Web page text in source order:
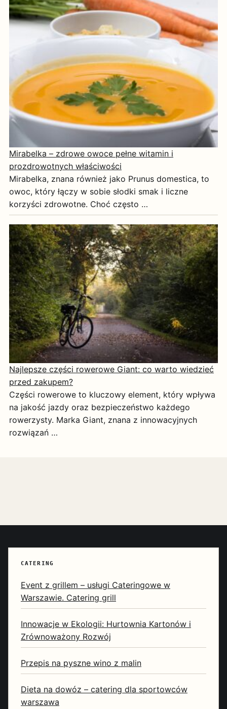
Mirabelka – zdrowe owoce pełne witamin i
prozdrowotnych właściwości
Mirabelka, znana również jako Prunus domestica, to
owoc, który łączy w sobie słodki smak i liczne
korzyści zdrowotne. Choć często …
Najlepsze części rowerowe Giant: co warto wiedzieć
przed zakupem?
Części rowerowe to kluczowy element, który wpływa
na jakość jazdy oraz bezpieczeństwo każdego
rowerzysty. Marka Giant, znana z innowacyjnych
rozwiązań …
CATERING
Event z grillem – usługi Cateringowe w
Warszawie. Catering grill
Innowacje w Ekologii: Hurtownia Kartonów i
Zrównoważony Rozwój
Przepis na pyszne wino z malin
Dieta na dowóz – catering dla sportowców
warszawa